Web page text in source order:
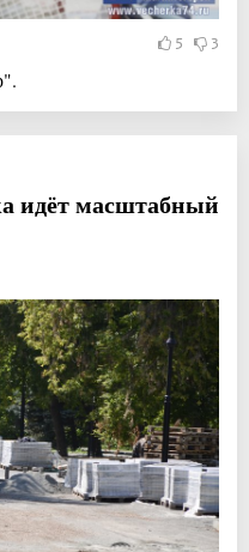
5 3
идёт масштабный